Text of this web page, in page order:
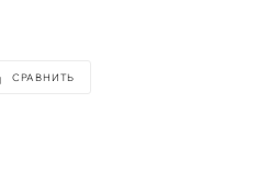
СРАВНИТЬ